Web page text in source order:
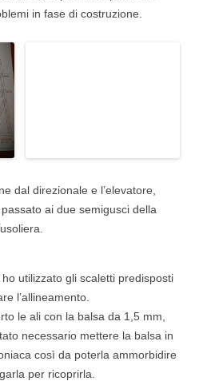
in fase di costruzione.
dal direzionale e l’elevatore,
ai due semigusci della
utilizzato gli scaletti predisposti
l’allineamento.
le ali con la balsa da 1,5 mm,
necessario mettere la balsa in
così da poterla ammorbidire
per ricoprirla.